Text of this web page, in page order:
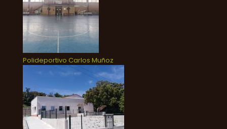
Polideportivo Carlos Muñoz